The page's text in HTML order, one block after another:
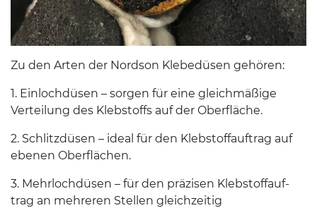
Zu den Arten der Nord­son Klebedüsen gehören:
1. Ein­lochdüsen – sor­gen für eine gle­ich­mäßige
Verteilung des Kleb­stoffs auf der Oberfläche.
2. Schlitzdüsen – ideal für den Kleb­stof­fauf­trag auf
ebe­nen Oberflächen.
3. Mehrlochdüsen – für den präzisen Kleb­stof­fauf­
trag an mehreren Stellen gleichzeitig